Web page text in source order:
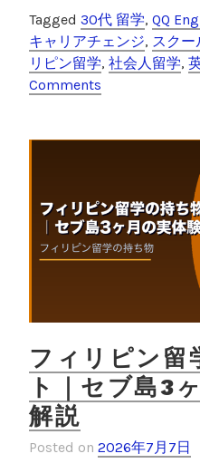
フ
ィ
リ
く
な
い
事
辞
め
っ
c
e
b
o
o
tt
er
e
c
k
et
Tagged 30代 留学, QQ
キャリアチェンジ, スクー
リピン留学, 社会人留学,
Comments
フィリピン留
ト｜セブ島3
解説
Posted on 2026年7月7日